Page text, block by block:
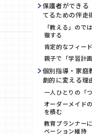
保護者ができる
てるための伴走
「教える」ので
徹する
肯定的なフィー
親子で「学習計
個別指導・家庭
劇的に変える理
一人ひとりの「
オーダーメイド
を積む
教育プランナー
ベーション維持